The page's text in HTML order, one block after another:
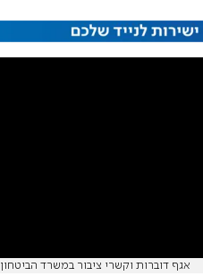
אגף דוברות וקשרי ציבור במשרד הביטחון